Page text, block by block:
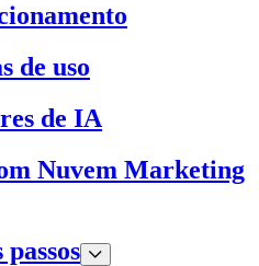
de uso
de IA
Nuvem Marketing